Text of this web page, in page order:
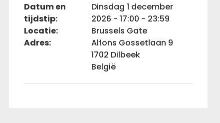
Datum en
tijdstip:
dinsdag 1 december
2026 - 17:00 - 23:59
Locatie:
Brussels Gate
Adres:
Alfons Gossetlaan 9
1702 Dilbeek
België